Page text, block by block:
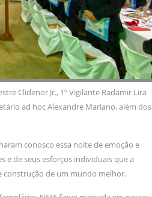
Clidenor Jr., 1º Vigilante Radamir Lira
ad hoc Alexandre Mariano, além dos
conosco essa noite de emoção e
e de seus esforços individuais que a
construção de um mundo melhor.